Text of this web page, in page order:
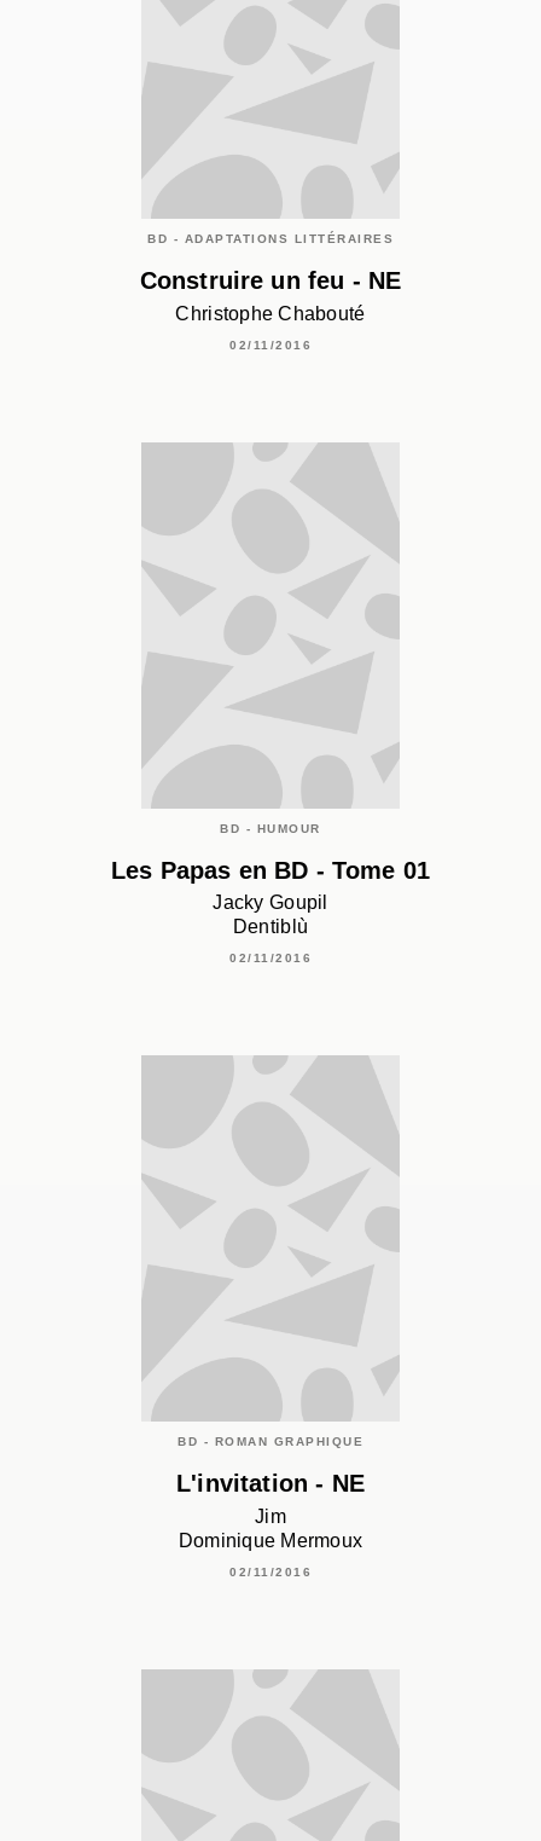
BD - ADAPTATIONS LITTÉRAIRES
Construire un feu - NE
Christophe Chabouté
02/11/2016
BD - HUMOUR
Les Papas en BD - Tome 01
Jacky Goupil
Dentiblù
02/11/2016
BD - ROMAN GRAPHIQUE
L'invitation - NE
Jim
Dominique Mermoux
02/11/2016